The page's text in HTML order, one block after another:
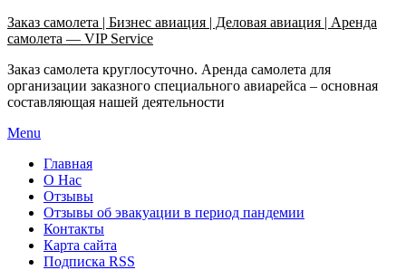
Заказ самолета | Бизнес авиация | Деловая авиация | Аренда
самолета — VIP Service
Заказ самолета круглосуточно. Аренда самолета для
организации заказного специального авиарейса – основная
составляющая нашей деятельности
Menu
Главная
О Нас
Отзывы
Отзывы об эвакуации в период пандемии
Контакты
Карта сайта
Подписка RSS